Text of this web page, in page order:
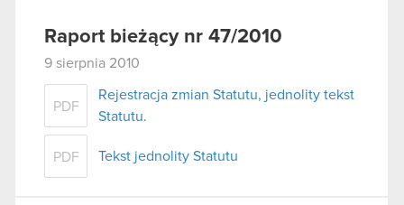
Raport bieżący nr 47/2010
9 sierpnia 2010
PDF
Rejestracja zmian Statutu, jednolity tekst
Statutu.
PDF Tekst jednolity Statutu